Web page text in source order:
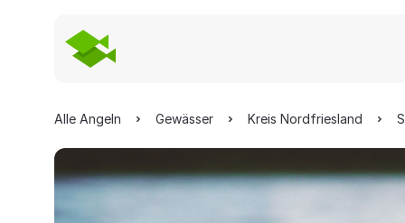
Alle Angeln Gewässer Kreis Nordfriesland